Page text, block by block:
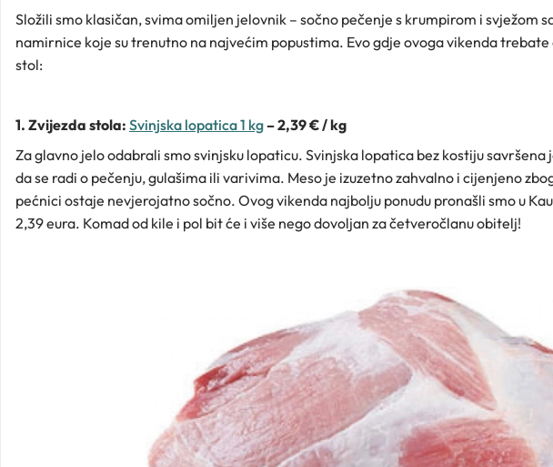
Složili smo klasičan, svima omiljen jelovnik – sočno pečenje s krumpirom i svježom
namirnice koje su trenutno na najvećim popustima. Evo gdje ovoga vikenda
stol:
1. Zvijezda stola: Svinjska lopatica 1 kg– 2,39 € / kg
Za glavno jelo odabrali smo svinjsku lopaticu. Svinjska lopatica bez kostiju
da se radi o pečenju, gulašima ili varivima. Meso je izuzetno zahvalno i cijenjeno
pećnici ostaje nevjerojatno sočno. Ovog vikenda najbolju ponudu pronašli smo u
2,39 eura. Komad od kile i pol bit će i više nego dovoljan za četveročlanu obitelj!